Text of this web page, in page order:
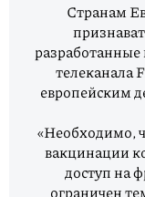
Странам
телеканала
европейским
«Необходимо,
вакцинации
доступ на
ограничен